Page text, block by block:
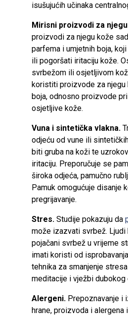
isušujućih učinaka
Mirisni proizvodi za
proizvodi za njegu kože
parfema i umjetnih boja,
ili pogoršati iritaciju kože.
svrbežom ili osjetljivom
koristiti proizvode za
boja, odnosno proizvode
osjetljive kože.
Vuna i sintetička vlakna.
odjeću od vune ili
biti gruba na koži te
iritaciju. Preporučuje se
široka odjeća, pamučno
Pamuk omogućuje disanje
pregrijavanje.
Stres. Studije pokazuju da
može izazvati svrbež.
pojačani svrbež u vrijeme
imati koristi od
tehnika za smanjenje
meditacije i vježbi dubokog
Alergeni. Prepoznavanje i
hrane, proizvoda i